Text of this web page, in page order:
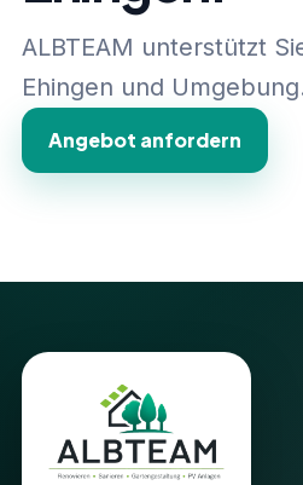
ALBTEAM unterstützt
Ehingen und
Angebot anfordern